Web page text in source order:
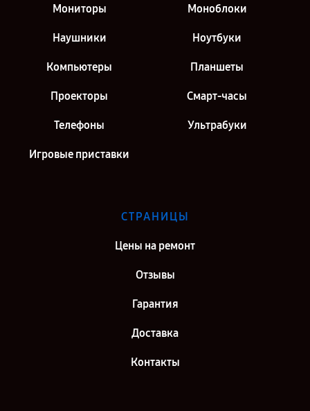
Мониторы Моноблоки
Наушники Ноутбуки
Компьютеры Планшеты
Проекторы Смарт-часы
Телефоны Ультрабуки
Игровые приставки
СТРАНИЦЫ
Цены на ремонт
Отзывы
Гарантия
Доставка
Контакты